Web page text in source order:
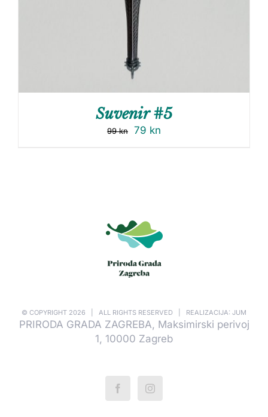
Suvenir #5
99kn 79 kn
© COPYRIGHT 2026 | ALL RIGHTS RESERVED | REALIZACIJA: JUM
PRIRODA GRADA ZAGREBA, Maksimirski perivoj
1, 10000 Zagreb